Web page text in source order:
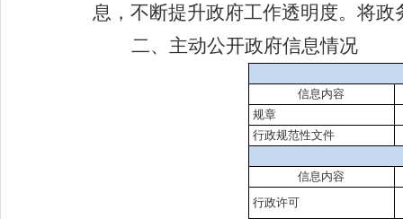
息，不断提升政府工作透明度。将
二、主动公开政府信息情况
信息内容
规章
行政规范性文件
信息内容
行政许可